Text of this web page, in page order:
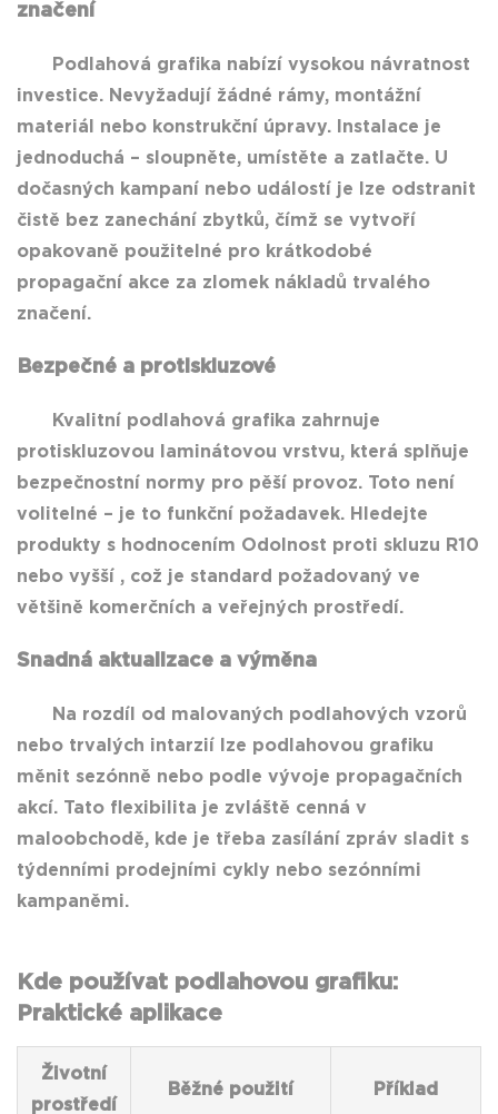
značení
Podlahová grafika nabízí vysokou návratnost
investice. Nevyžadují žádné rámy, montážní
materiál nebo konstrukční úpravy. Instalace je
jednoduchá – sloupněte, umístěte a zatlačte. U
dočasných kampaní nebo událostí je lze odstranit
čistě bez zanechání zbytků, čímž se vytvoří
opakovaně použitelné pro krátkodobé
propagační akce za zlomek nákladů trvalého
značení.
Bezpečné a protiskluzové
Kvalitní podlahová grafika zahrnuje
protiskluzovou laminátovou vrstvu, která splňuje
bezpečnostní normy pro pěší provoz. Toto není
volitelné – je to funkční požadavek. Hledejte
produkty s hodnocením Odolnost proti skluzu R10
nebo vyšší , což je standard požadovaný ve
většině komerčních a veřejných prostředí.
Snadná aktualizace a výměna
Na rozdíl od malovaných podlahových vzorů
nebo trvalých intarzií lze podlahovou grafiku
měnit sezónně nebo podle vývoje propagačních
akcí. Tato flexibilita je zvláště cenná v
maloobchodě, kde je třeba zasílání zpráv sladit s
týdenními prodejními cykly nebo sezónními
kampaněmi.
Kde používat podlahovou grafiku:
Praktické aplikace
Životní
prostředí
Běžné použití Příklad